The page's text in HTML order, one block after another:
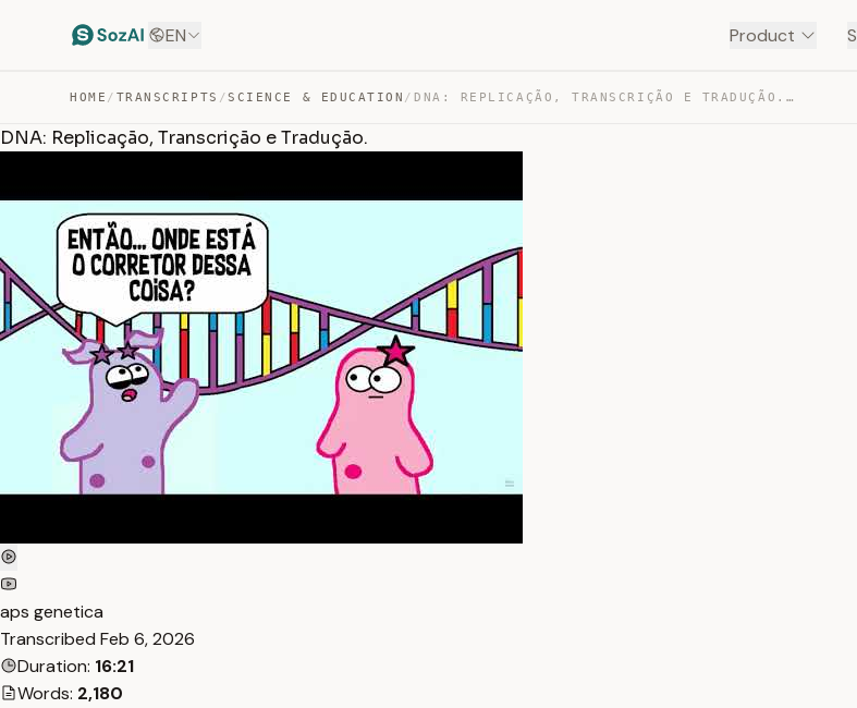
EN Product
HOME / TRANSCRIPTS /SCIENCE & EDUCATION / DNA: REPLICAÇÃO, TRANSCRIÇÃO E TRADUÇÃO. — TRANSCRIPT
DNA: Replicação, Transcrição e Tradução.
aps genetica
Transcribed Feb 6, 2026
Duration: 16:21
Words: 2,180